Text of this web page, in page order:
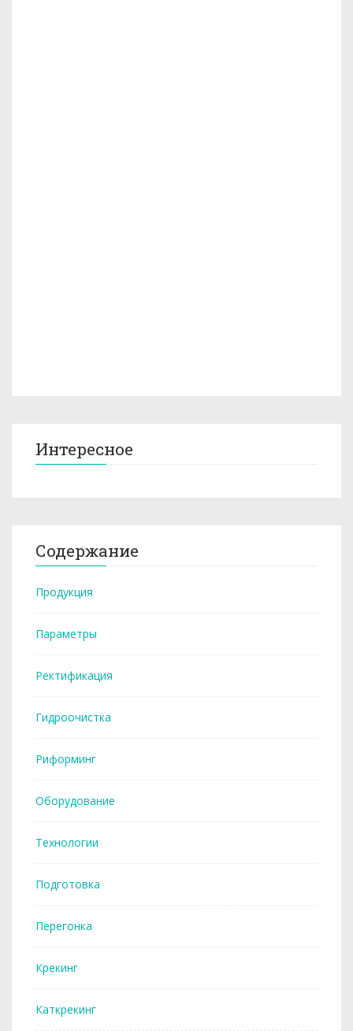
Интересное
Содержание
Продукция
Параметры
Ректификация
Гидроочистка
Риформинг
Оборудование
Технологии
Подготовка
Перегонка
Крекинг
Каткрекинг